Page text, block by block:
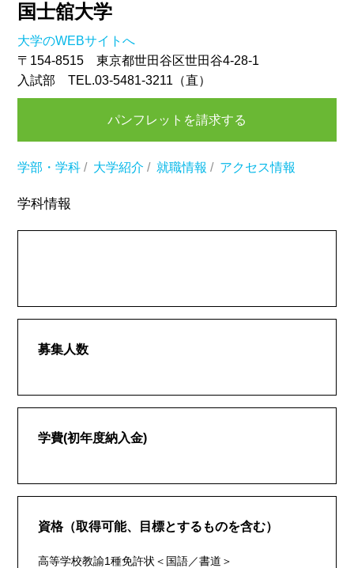
国士舘大学
大学のWEBサイトへ
〒154-8515 東京都世田谷区世田谷4-28-1
入試部 TEL.03-5481-3211（直）
パンフレットを請求する
学部・学科 / 大学紹介 / 就職情報 / アクセス情報
学科情報
募集人数
学費(初年度納入金)
資格（取得可能、目標とするものを含む）
高等学校教諭1種免許状＜国語／書道＞